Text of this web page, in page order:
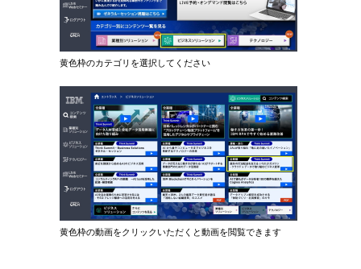
黄色枠のカテゴリを選択してください
黄色枠の動画をクリックいただくと動画を閲覧できます